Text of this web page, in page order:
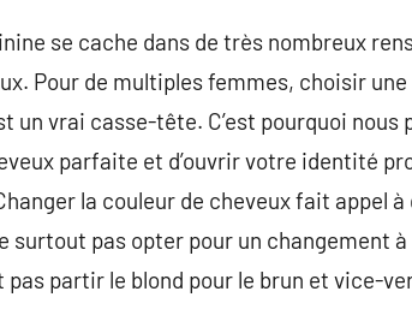
se cache dans de très nombreux
Pour de multiples femmes, choisir
un vrai casse-tête. C’est pourquoi
parfaite et d’ouvrir votre identité
la couleur de cheveux fait appel
surtout pas opter pour un changement
partir le blond pour le brun et vice-